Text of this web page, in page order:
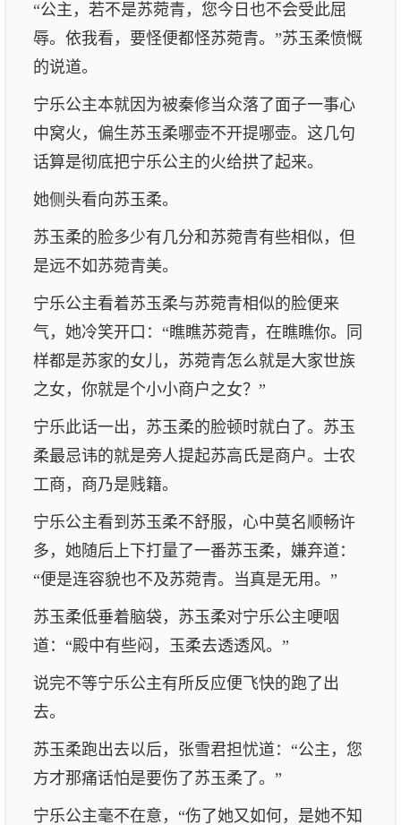
“公主，若不是苏菀青，您今日也不会受此屈
辱。依我看，要怪便都怪苏菀青。”苏玉柔愤慨
的说道。
宁乐公主本就因为被秦修当众落了面子一事心
中窝火，偏生苏玉柔哪壶不开提哪壶。这几句
话算是彻底把宁乐公主的火给拱了起来。
她侧头看向苏玉柔。
苏玉柔的脸多少有几分和苏菀青有些相似，但
是远不如苏菀青美。
宁乐公主看着苏玉柔与苏菀青相似的脸便来
气，她冷笑开口：“瞧瞧苏菀青，在瞧瞧你。同
样都是苏家的女儿，苏菀青怎么就是大家世族
之女，你就是个小小商户之女？”
宁乐此话一出，苏玉柔的脸顿时就白了。苏玉
柔最忌讳的就是旁人提起苏高氏是商户。士农
工商，商乃是贱籍。
宁乐公主看到苏玉柔不舒服，心中莫名顺畅许
多，她随后上下打量了一番苏玉柔，嫌弃道：
“便是连容貌也不及苏菀青。当真是无用。”
苏玉柔低垂着脑袋，苏玉柔对宁乐公主哽咽
道：“殿中有些闷，玉柔去透透风。”
说完不等宁乐公主有所反应便飞快的跑了出
去。
苏玉柔跑出去以后，张雪君担忧道：“公主，您
方才那痛话怕是要伤了苏玉柔了。”
宁乐公主毫不在意，“伤了她又如何，是她不知